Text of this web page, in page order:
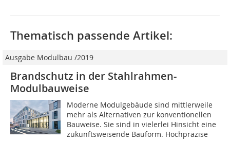
Thematisch passende Artikel:
Ausgabe Modulbau /2019
Brandschutz in der Stahlrahmen-
Modulbauweise
Moderne Modulgebäude sind mittlerweile
mehr als Alternativen zur konventionellen
Bauweise. Sie sind in vielerlei Hinsicht eine
zukunftsweisende Bauform. Hochpräzise